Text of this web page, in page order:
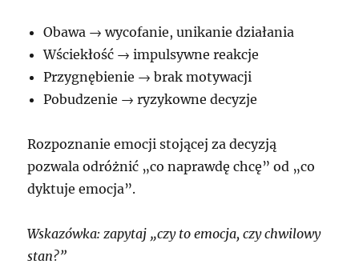
Obawa → wycofanie, unikanie działania
Wściekłość → impulsywne reakcje
Przygnębienie → brak motywacji
Pobudzenie → ryzykowne decyzje
Rozpoznanie emocji stojącej za decyzją
pozwala odróżnić „co naprawdę chcę” od „co
dyktuje emocja”.
Wskazówka: zapytaj „czy to emocja, czy chwilowy
stan?”